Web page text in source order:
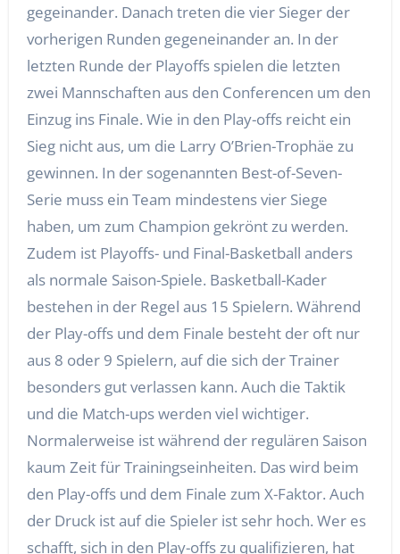
gegeinander. Danach treten die vier Sieger der
vorherigen Runden gegeneinander an. In der
letzten Runde der Playoffs spielen die letzten
zwei Mannschaften aus den Conferencen um den
Einzug ins Finale. Wie in den Play-offs reicht ein
Sieg nicht aus, um die Larry O’Brien-Trophäe zu
gewinnen. In der sogenannten Best-of-Seven-
Serie muss ein Team mindestens vier Siege
haben, um zum Champion gekrönt zu werden.
Zudem ist Playoffs- und Final-Basketball anders
als normale Saison-Spiele. Basketball-Kader
bestehen in der Regel aus 15 Spielern. Während
der Play-offs und dem Finale besteht der oft nur
aus 8 oder 9 Spielern, auf die sich der Trainer
besonders gut verlassen kann. Auch die Taktik
und die Match-ups werden viel wichtiger.
Normalerweise ist während der regulären Saison
kaum Zeit für Trainingseinheiten. Das wird beim
den Play-offs und dem Finale zum X-Faktor. Auch
der Druck ist auf die Spieler ist sehr hoch. Wer es
schafft, sich in den Play-offs zu qualifizieren, hat